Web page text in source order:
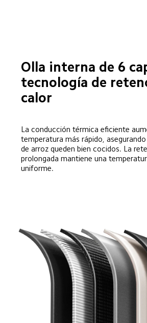
Olla interna de 6
tecnología de
calor
La conducción térmica eficiente
temperatura más rápido,
de arroz queden bien cocidos. La
prolongada mantiene una
uniforme.